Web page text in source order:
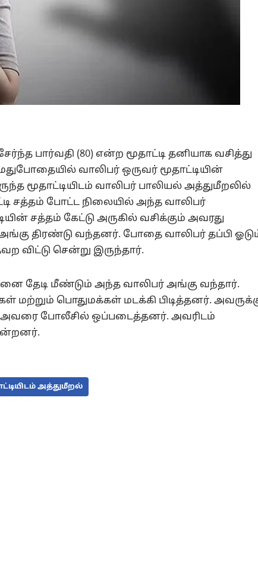
பார்வதி (80) என்ற மூதாட்டி தனியாக வசித்து
வாலிபர் ஒருவர் மூதாட்டியின்
மூதாட்டியிடம் வாலிபர் பாலியல் அத்துமீறலில்
சத்தம் போட்ட நிலையில் அந்த வாலிபர்
சத்தம் கேட்டு அருகில் வசிக்கும் அவரது
திரண்டு வந்தனர். போதை வாலிபர் தப்பி
விட்டு சென்று இருந்தார்.
தேடி மீண்டும் அந்த வாலிபர் அங்கு வந்தார்.
மற்றும் பொதுமக்கள் மடக்கி பிடித்தனர்.
அவரை போலீசில் ஒப்படைத்தனர். அவரிடம்
அத்துமீறல்